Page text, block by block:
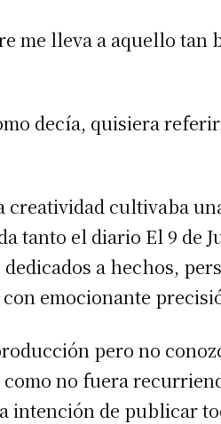
me lleva a aquello tan
decía, quisiera
creatividad cultivaba
tanto el diario El 9 de
a hechos,
emocionante
pero no
no fuera
intención de publicar